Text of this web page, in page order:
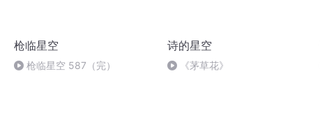
枪临星空
枪临星空 587（完）
诗的星空
《茅草花》